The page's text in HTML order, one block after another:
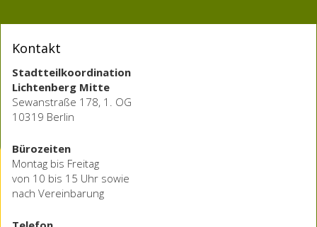
Kontakt
Stadtteilkoordination
Lichtenberg Mitte
Sewanstraße 178, 1. OG
10319 Berlin
Bürozeiten
Montag bis Freitag
von 10 bis 15 Uhr sowie
nach Vereinbarung